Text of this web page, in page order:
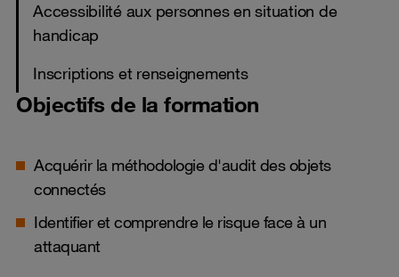
Accessibilité aux personnes en situation de
handicap
Inscriptions et renseignements
Objectifs de la formation
Acquérir la méthodologie d'audit des objets
connectés
Identifier et comprendre le risque face à un
attaquant